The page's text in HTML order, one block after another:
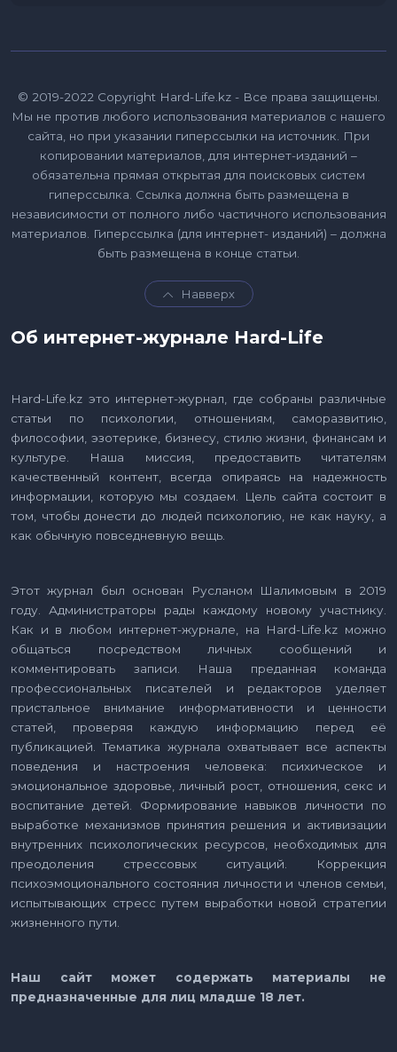
© 2019-2022 Copyright Hard-Life.kz - Все права защищены.
Мы не против любого использования материалов с нашего
сайта, но при указании гиперссылки на источник. При
копировании материалов, для интернет-изданий –
обязательна прямая открытая для поисковых систем
гиперссылка. Ссылка должна быть размещена в
независимости от полного либо частичного использования
материалов. Гиперссылка (для интернет- изданий) – должна
быть размещена в конце статьи.
Навверх
Об интернет-журнале Hard-Life
Hard-Life.kz это интернет-журнал, где собраны различные
статьи по психологии, отношениям, саморазвитию,
философии, эзотерике, бизнесу, стилю жизни, финансам и
культуре. Наша миссия, предоставить читателям
качественный контент, всегда опираясь на надежность
информации, которую мы создаем. Цель сайта состоит в
том, чтобы донести до людей психологию, не как науку, а
как обычную повседневную вещь.
Этот журнал был основан Русланом Шалимовым в 2019
году. Администраторы рады каждому новому участнику.
Как и в любом интернет-журнале, на Hard-Life.kz можно
общаться посредством личных сообщений и
комментировать записи. Наша преданная команда
профессиональных писателей и редакторов уделяет
пристальное внимание информативности и ценности
статей, проверяя каждую информацию перед её
публикацией. Тематика журнала охватывает все аспекты
поведения и настроения человека: психическое и
эмоциональное здоровье, личный рост, отношения, секс и
воспитание детей. Формирование навыков личности по
выработке механизмов принятия решения и активизации
внутренних психологических ресурсов, необходимых для
преодоления стрессовых ситуаций. Коррекция
психоэмоционального состояния личности и членов семьи,
испытывающих стресс путем выработки новой стратегии
жизненного пути.
Наш сайт может содержать материалы не
предназначенные для лиц младше 18 лет.